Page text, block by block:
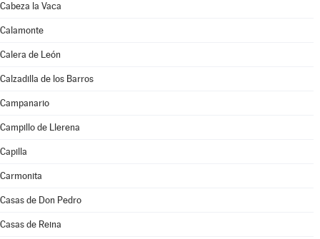
Cabeza la Vaca
Calamonte
Calera de León
Calzadilla de los Barros
Campanario
Campillo de Llerena
Capilla
Carmonita
Casas de Don Pedro
Casas de Reina